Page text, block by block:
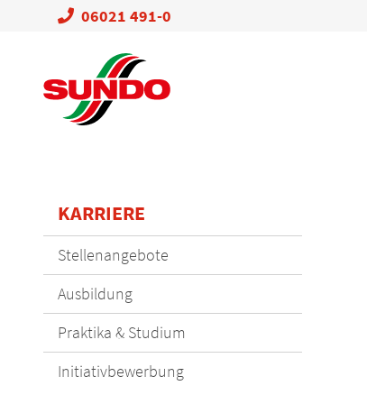
06021 491-0
KARRIERE
Navigation
überspringen
Stellenangebote
Ausbildung
Praktika & Studium
Initiativbewerbung